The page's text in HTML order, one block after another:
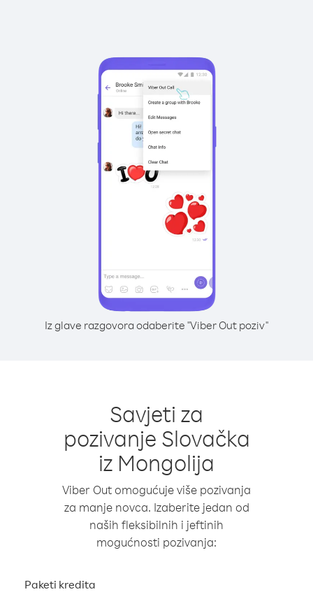
Iz glave razgovora odaberite "Viber Out poziv"
Savjeti za
pozivanje Slovačka
iz Mongolija
Viber Out omogućuje više pozivanja
za manje novca. Izaberite jedan od
naših fleksibilnih i jeftinih
mogućnosti pozivanja:
Paketi kredita